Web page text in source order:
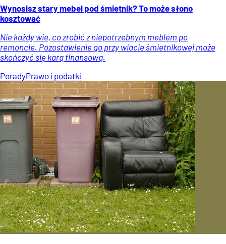
Wynosisz stary mebel pod śmietnik? To może słono
kosztować
Nie każdy wie, co zrobić z niepotrzebnym meblem po
remoncie. Pozostawienie go przy wiacie śmietnikowej może
skończyć się karą finansową.
PoradyPrawo i podatki